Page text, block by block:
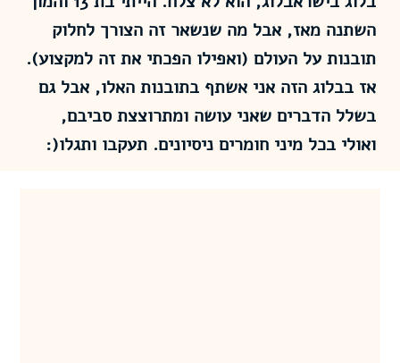
השתנה מאז, אבל מה שנשאר זה הצורך לחלוק
תובנות על העולם (ואפילו הפכתי את זה למקצוע).
אז בבלוג הזה אני אשתף בתובנות האלו, אבל גם
בשלל הדברים שאני עושה ומתרוצצת סביבם,
ואולי בכל מיני חומרים ניסיונים. תעקבו ותגלו(: